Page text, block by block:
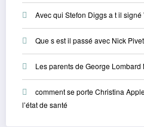
Avec qui Stefon Diggs a t il
Que s est il passé avec Nick
Les parents de George
comment se porte Christina
l’état de santé